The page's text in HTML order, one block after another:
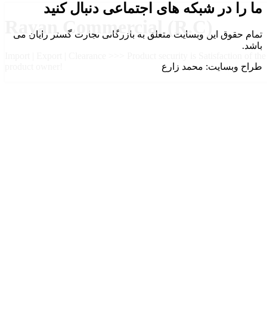
Rayan Commercial (R.C)
ما را در شبکه های اجتماعی دنبال کنید
تمام حقوق این وبسایت متعلق به بازرگانی تجارت گستر رایان می
باشد.
طراح وبسایت: محمد زارع